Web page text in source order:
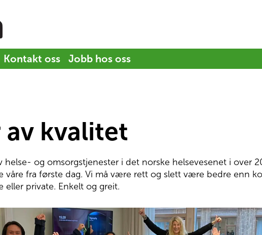
Kontakt oss Jobb hos oss
av kvalitet
helse- og omsorgstjenester i det norske helsevesenet i over
våre fra første dag. Vi må være rett og slett være bedre enn
eller private. Enkelt og greit.